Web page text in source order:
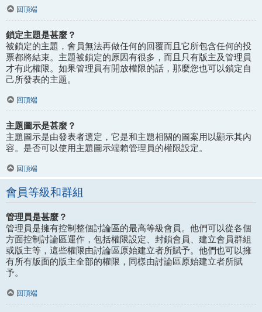
回頂端
鎖定主題是甚麼？
被鎖定的主題，會員無法再做任何的回覆而且它所包含任何的投
票都將結束。主題被鎖定的原因有很多，而且只有版主及管理員
才有此權限。如果管理員有開放權限的話，那麼您也可以鎖定自
己所發表的主題。
回頂端
主題圖示是甚麼？
主題圖示是由發表者選定，它是和主題相關的圖案用以顯示其內
容。是否可以使用主題圖示端賴管理員的權限設定。
回頂端
會員等級和群組
管理員是甚麼？
管理員是擁有控制整個討論區的最高等級會員。他們可以從各個
方面控制討論區運作，包括權限設定、封鎖會員、建立會員群組
或版主等，這些權限由討論區原始建立者所賦予。他們也可以擁
有所有版面的版主全部的權限，同樣由討論區原始建立者所賦
予。
回頂端